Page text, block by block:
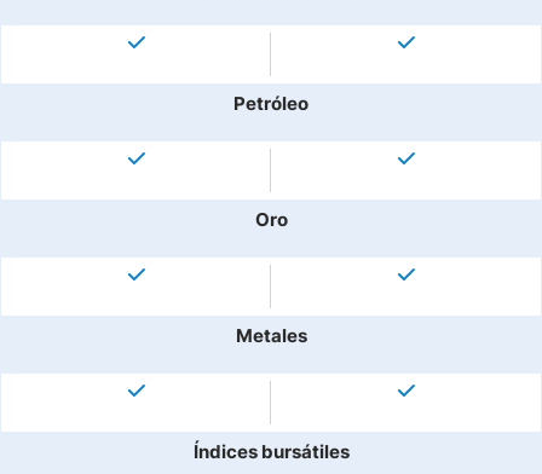
Petróleo
Oro
Metales
Índices bursátiles